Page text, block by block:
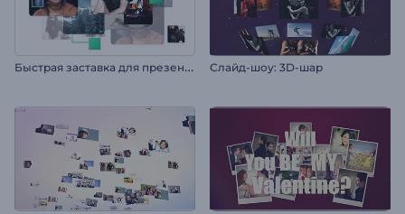
Б
ыстрая заставка для презентации Слайд-шоу: 3D-шар